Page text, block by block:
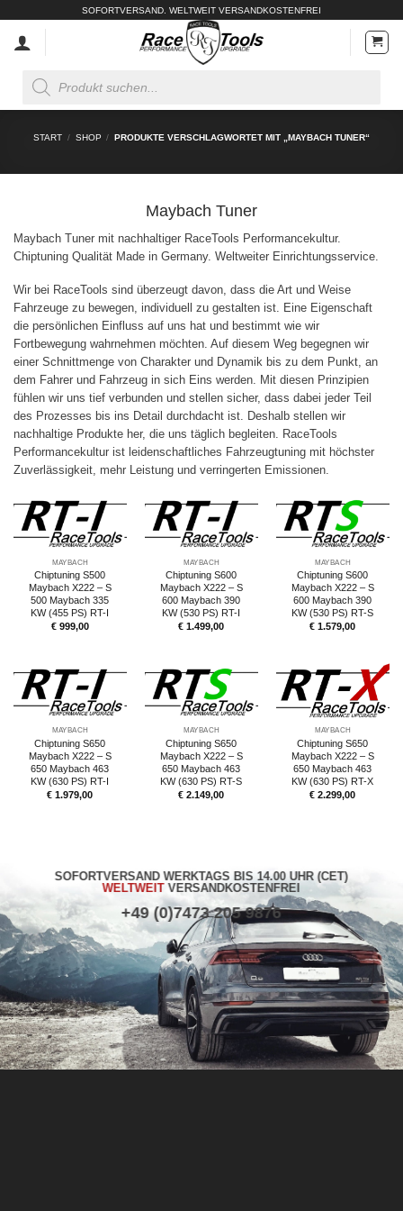
springen
SOFORTVERSAND. WELTWEIT VERSANDKOSTENFREI
search
START / SHOP / PRODUKTE VERSCHLAGWORTET MIT „MAYBACH TUNER“
Maybach Tuner
Maybach Tuner mit nachhaltiger RaceTools Performancekultur.
Chiptuning Qualität Made in Germany. Weltweiter Einrichtungsservice.
Wir bei RaceTools sind überzeugt davon, dass die Art und Weise
Fahrzeuge zu bewegen, individuell zu gestalten ist. Eine Eigenschaft
die persönlichen Einfluss auf uns hat und bestimmt wie wir
Fortbewegung wahrnehmen möchten. Auf diesem Weg begegnen wir
einer Schnittmenge von Charakter und Dynamik bis zu dem Punkt, an
dem Fahrer und Fahrzeug in sich Eins werden. Mit diesen Prinzipien
fühlen wir uns tief verbunden und stellen sicher, dass dabei jeder Teil
des Prozesses bis ins Detail durchdacht ist. Deshalb stellen wir
nachhaltige Produkte her, die uns täglich begleiten. RaceTools
Performancekultur ist leidenschaftliches Fahrzeugtuning mit höchster
Zuverlässigkeit, mehr Leistung und verringerten Emissionen.
MAYBACH
Chiptuning S500
Maybach X222 – S
500 Maybach 335
KW (455 PS) RT-I
€999,00
MAYBACH
Chiptuning S600
Maybach X222 – S
600 Maybach 390
KW (530 PS) RT-I
€ 1.499,00
MAYBACH
Chiptuning S600
Maybach X222 – S
600 Maybach 390
KW (530 PS) RT-S
€ 1.579,00
MAYBACH
Chiptuning S650
Maybach X222 – S
650 Maybach 463
KW (630 PS) RT-I
€ 1.979,00
MAYBACH
Chiptuning S650
Maybach X222 – S
650 Maybach 463
KW (630 PS) RT-S
€ 2.149,00
MAYBACH
Chiptuning S650
Maybach X222 – S
650 Maybach 463
KW (630 PS) RT-X
€ 2.299,00
SOFORTVERSAND WERKTAGS BIS 14.00 UHR (CET)
WELTWEITVERSANDKOSTENFREI
+49 (0)7473 205 9876